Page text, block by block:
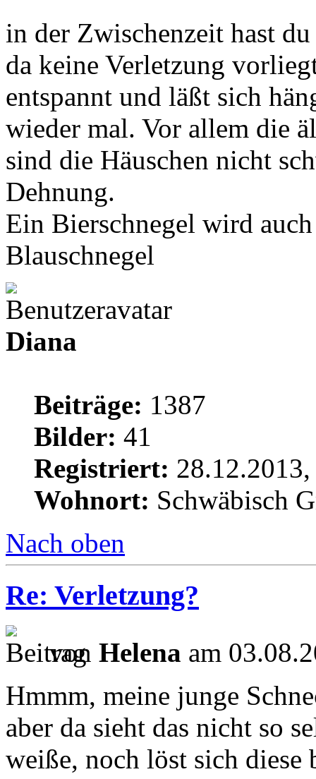
in der Zwischenzeit hast
da keine Verletzung
entspannt und läßt sich
wieder mal. Vor allem die
sind die Häuschen nicht
Dehnung.
Ein Bierschnegel wird
Blauschnegel
Diana
Beiträge: 1387
Bilder: 41
Registriert:
Wohnort: Schwäbisch
Nach oben
Re: Verletzung?
von Helena am
Hmmm, meine junge
aber da sieht das nicht so
weiße, noch löst sich diese